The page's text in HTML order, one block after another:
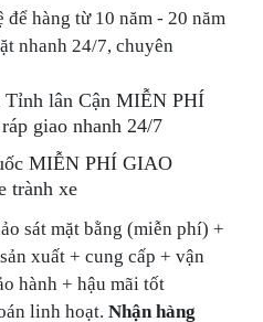
hàng từ 10 năm - 20 năm
nhanh 24/7, chuyên
lân Cận MIỄN PHÍ
giao nhanh 24/7
MIỄN PHÍ GIAO
trành xe
sát mặt bằng (miễn phí) +
xuất + cung cấp + vận
hành + hậu mãi tốt
linh hoạt.Nhận hàng